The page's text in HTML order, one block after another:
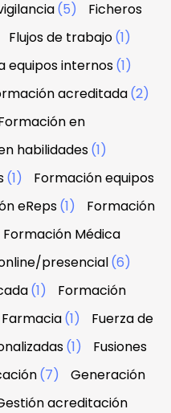
(5)
Ficheros
Flujos de trabajo(1)
equipos internos(1)
acreditada(2)
en
habilidades(1)
(1)
Formación equipos
eReps(1)
Formación
Formación Médica
presencial(6)
(1)
Formación
(1)
Fuerza de
(1)
Fusiones
(7)
Generación
acreditación